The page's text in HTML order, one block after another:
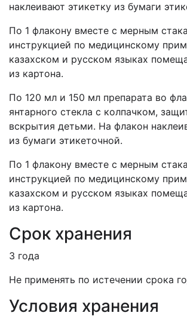
наклеивают этикетку из бумаги
По 1 флакону вместе с мерным
инструкцией по медицинскому
казахском и русском языках
из картона.
По 120 мл и 150 мл препарата во
янтарного стекла с колпачком,
вскрытия детьми. На флакон
из бумаги этикеточной.
По 1 флакону вместе с мерным
инструкцией по медицинскому
казахском и русском языках
из картона.
Срок хранения
3 года
Не применять по истечении срока
Условия хранения